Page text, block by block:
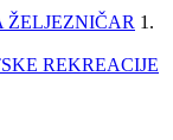
1.
REKREACIJE